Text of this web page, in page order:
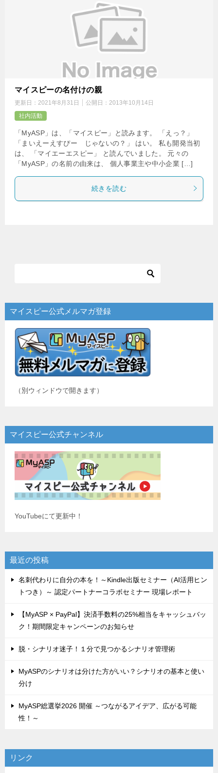
マイスピーの名付けの親
更新日： 2021年8月31日 公開日： 2013年10月14日
社内活動
「MyASP」は、「マイスピー」と読みます。 「えっ？」
「まいえーえすぴー じゃないの？」 はい。 私も開発当初
は、 「マイエーエスピー」 と読んでいました。 元々の
「MyASP」の名前の由来は、 個人事業主や中小企業 […]
続きを読む
マイスピー公式メルマガ登録
（別ウィンドウで開きます）
マイスピー公式チャンネル
YouTubeにて更新中！
最近の投稿
名刺代わりに自分の本を！～Kindle出版セミナー（AI活用ヒン
トつき）～ 認定パートナーコラボセミナー 現場レポート
【MyASP × PayPal】決済手数料の25%相当をキャッシュバッ
ク！期間限定キャンペーンのお知らせ
脱・シナリオ迷子！１分で見つかるシナリオ管理術
MyASPのシナリオは分けた方がいい？シナリオの基本と使い
分け
MyASP総選挙2026 開催 ～つながるアイデア、広がる可能
性！～
リンク